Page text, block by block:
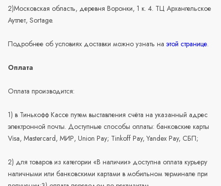
2)Московская область, деревня Воронки, 1 к. 4. ТЦ Архангельское
Аутлет, Sortage.
Подробнее об условиях доставки можно узнать на этой странице.
Оплата
Оплата производится:
1) в Тинькофф Кассе путем выставления счёта на указанный адрес
электронной почты. Доступные способы оплаты: банковские карты
Visa, Mastercard, МИР, Union Pay; Tinkoff Pay, Yandex Pay, СБП;
2) для товаров из категории «В наличии» доступна оплата курьеру
наличными или банковскими картами в мобильном терминале при